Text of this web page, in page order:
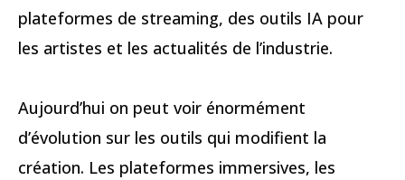
plateformes de streaming, des outils IA pour
les artistes et les actualités de l’industrie.
Aujourd’hui on peut voir énormément
d’évolution sur les outils qui modifient la
création. Les plateformes immersives, les